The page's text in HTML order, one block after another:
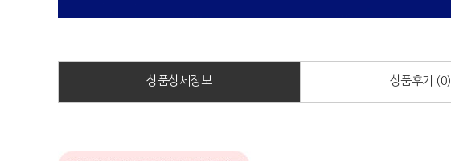
상품상세정보 상품후기 (0)